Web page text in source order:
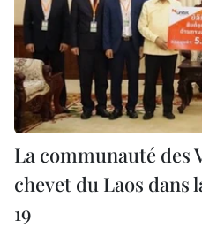
La communauté des
chevet du Laos
19